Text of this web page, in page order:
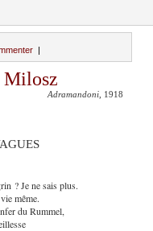
Milosz
Adramandoni , 1918
? Je ne sais plus.
même.
du Rummel,